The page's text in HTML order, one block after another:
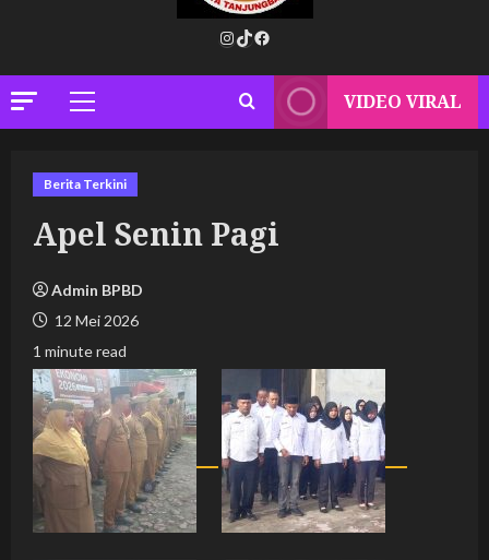
Instagram
TikTok
Facebook
Primary
VIDEO VIRAL
Berita Terkini
Apel Senin Pagi
Admin BPBD
12 Mei 2026
1 minute read